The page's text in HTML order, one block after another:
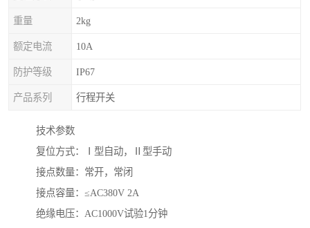
重量 2kg
额定电流 10A
防护等级 IP67
产品系列 行程开关
技术参数
复位方式：Ⅰ型自动，Ⅱ型手动
接点数量：常开，常闭
接点容量：≤AC380V 2A
绝缘电压：AC1000V试验1分钟